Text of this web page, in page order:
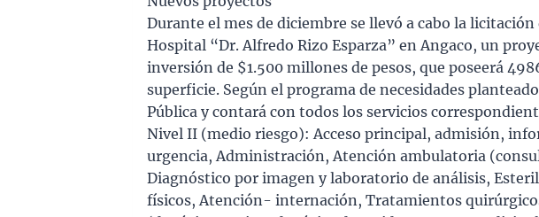
Durante el mes de diciembre se llevó a cabo la licitación
Hospital “Dr. Alfredo Rizo Esparza” en Angaco, un
inversión de $1.500 millones de pesos, que poseerá
superficie. Según el programa de necesidades
Pública y contará con todos los servicios
Nivel II (medio riesgo): Acceso principal, admisión,
urgencia, Administración, Atención ambulatoria
Diagnóstico por imagen y laboratorio de análisis,
físicos, Atención- internación, Tratamientos